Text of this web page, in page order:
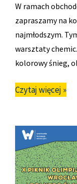
W ramach
zapraszamy na
najmłodszym.
warsztaty
kolorowy śnieg,
Czytaj więcej »